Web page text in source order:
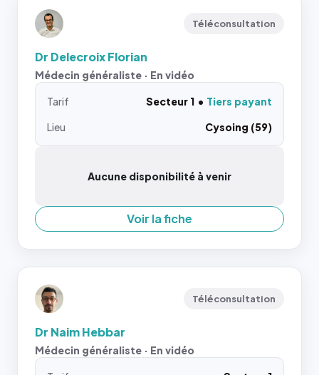
Téléconsultation
Dr Delecroix Florian
Médecin généraliste · En vidéo
Tarif Secteur 1
Tiers payant
Lieu
Cysoing (59)
Aucune disponibilité à venir
Voir la fiche
Téléconsultation
Dr Naim Hebbar
Médecin généraliste · En vidéo